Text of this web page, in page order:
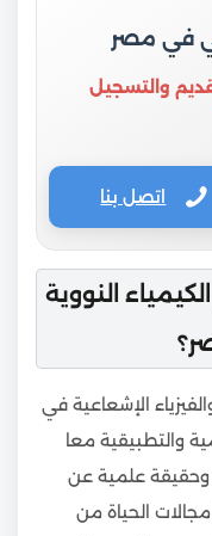
في مصر
والتسجيل
اتصل بنا
النووية
الإشعاعية في
والتطبيقية معا
وحقيقة علمية عن
الحياة من